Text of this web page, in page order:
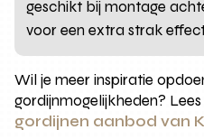
geschikt bij montage
voor een extra strak
Wil je meer inspiratie
gordijnmogelijkheden?
gordijnen aanbod van